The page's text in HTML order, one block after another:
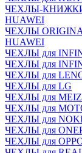
ЧЕХЛЫ-
HUAWEI
ЧЕХЛЫ
HUAWEI
ЧЕХЛЫ для
ЧЕХЛЫ для
ЧЕХЛЫ для
ЧЕХЛЫ для LG
ЧЕХЛЫ для
ЧЕХЛЫ для
ЧЕХЛЫ для
ЧЕХЛЫ для
ЧЕХЛЫ для